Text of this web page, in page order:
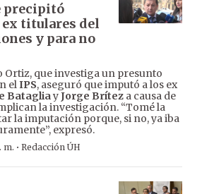
precipitó
titulares del
y para no
Ortiz, que investiga un presunto
elIPS, aseguró que imputó a los ex
BatagliayJorge Brítez a causa de
la investigación. “Tomé la
la imputación porque, si no, ya iba
expresó.
m. · Redacción ÚH